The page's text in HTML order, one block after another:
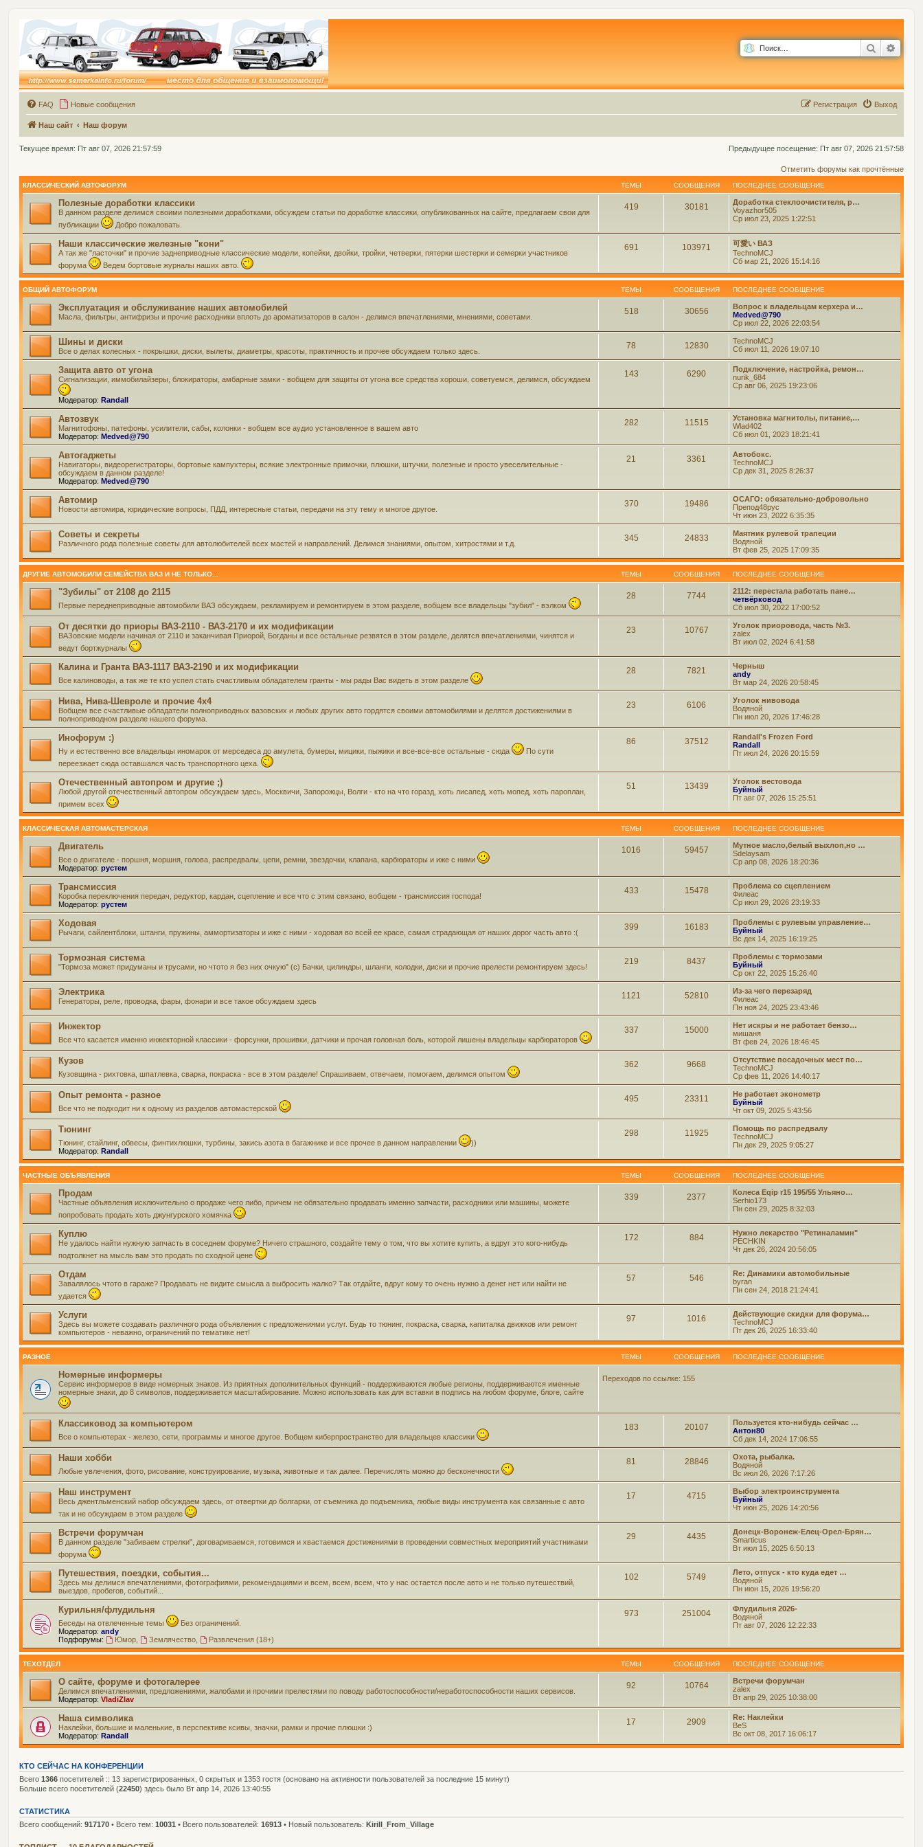
Поиск
FAQ Новые сообщения Выход
Регистрация
Наш сайт Наш форум
Предыдущее посещение: Пт авг 07, 2026 21:57:58
Текущее время: Пт авг 07, 2026 21:57:59
Отметить форумы как прочтённые
КЛАССИЧЕСКИЙ АВТОФОРУМ ТЕМЫ СООБЩЕНИЯ ПОСЛЕДНЕЕ СООБЩЕНИЕ
Полезные доработки классики
В данном разделе делимся своими полезными доработками, обсуждем статьи по доработке классики, опубликованных на сайте, предлагаем свои для
публикации
Добро пожаловать.
419 30181
Доработка стеклоочистителя, р…
Voyazhor505
Ср июл 23, 2025 1:22:51
Наши классические железные "кони"
А так же "ласточки" и прочие заднеприводные классические модели, копейки, двойки, тройки, четверки, пятерки шестерки и семерки участников
форума
Ведем бортовые журналы наших авто.
691 103971
可愛い ВАЗ
TechnoMCJ
Сб мар 21, 2026 15:14:16
ОБЩИЙ АВТОФОРУМ ТЕМЫ СООБЩЕНИЯ ПОСЛЕДНЕЕ СООБЩЕНИЕ
Эксплуатация и обслуживание наших автомобилей
Масла, фильтры, антифризы и прочие расходники вплоть до ароматизаторов в салон - делимся впечатлениями, мнениями, советами.
518 30656
Вопрос к владельцам керхера и…
Medved@790
Ср июл 22, 2026 22:03:54
Шины и диски
Все о делах колесных - покрышки, диски, вылеты, диаметры, красоты, практичность и прочее обсуждаем только здесь.
78 12830
TechnoMCJ
Сб июл 11, 2026 19:07:10
Защита авто от угона
Сигнализации, иммобилайзеры, блокираторы, амбарные замки - вобщем для защиты от угона все средства хороши, советуемся, делимся, обсуждаем
Модератор: Randall
143 6290
Подключение, настройка, ремон…
nurik_684
Ср авг 06, 2025 19:23:06
Автозвук
Магнитофоны, патефоны, усилители, сабы, колонки - вобщем все аудио установленное в вашем авто
Модератор: Medved@790
282 11515
Установка магнитолы, питание,…
Wlad402
Сб июл 01, 2023 18:21:41
Автогаджеты
Навигаторы, видеорегистраторы, бортовые кампухтеры, всякие электронные примочки, плюшки, штучки, полезные и просто увеселительные -
обсуждаем в данном разделе!
Модератор: Medved@790
21 3361
Автобокс.
TechnoMCJ
Ср дек 31, 2025 8:26:37
Автомир
Новости автомира, юридические вопросы, ПДД, интересные статьи, передачи на эту тему и многое другое.
370 19486
ОСАГО: обязательно-добровольно
Препод48рус
Чт июн 23, 2022 6:35:35
Советы и секреты
Различного рода полезные советы для автолюбителей всех мастей и направлений. Делимся знаниями, опытом, хитростями и т.д.
345 24833
Маятник рулевой трапеции
Водяной
Вт фев 25, 2025 17:09:35
ДРУГИЕ АВТОМОБИЛИ СЕМЕЙСТВА ВАЗ И НЕ ТОЛЬКО... ТЕМЫ СООБЩЕНИЯ ПОСЛЕДНЕЕ СООБЩЕНИЕ
"Зубилы" от 2108 до 2115
Первые переднеприводные автомобили ВАЗ обсуждаем, рекламируем и ремонтируем в этом разделе, вобщем все владельцы "зубил" - вэлком
28 7744
2112: перестала работать пане…
четвёрковод
Сб июл 30, 2022 17:00:52
От десятки до приоры ВАЗ-2110 - ВАЗ-2170 и их модификации
ВАЗовские модели начиная от 2110 и заканчивая Приорой, Богданы и все остальные резвятся в этом разделе, делятся впечатлениями, чинятся и
ведут бортжурналы
23 10767
Уголок приоровода, часть №3.
zalex
Вт июл 02, 2024 6:41:58
Калина и Гранта ВАЗ-1117 ВАЗ-2190 и их модификации
Все калиноводы, а так же те кто успел стать счастливым обладателем гранты - мы рады Вас видеть в этом разделе
28 7821
Черныш
andy
Вт мар 24, 2026 20:58:45
Нива, Нива-Шевроле и прочие 4х4
Вобщем все счастливые обладатели полноприводных вазовских и любых других авто гордятся своими автомобилями и делятся достижениями в
полноприводном разделе нашего форума.
23 6106
Уголок нивовода
Водяной
Пн июл 20, 2026 17:46:28
Инофорум :)
Ну и естественно все владельцы иномарок от мерседеса до амулета, бумеры, мицики, пыжики и все-все-все остальные - сюда
По сути
переезжает сюда оставшаяся часть транспортного цеха.
86 37512
Randall's Frozen Ford
Randall
Пт июл 24, 2026 20:15:59
Отечественный автопром и другие ;)
Любой другой отечественный автопром обсуждаем здесь, Москвичи, Запорожцы, Волги - кто на что горазд, хоть лисапед, хоть мопед, хоть пароплан,
примем всех
51 13439
Уголок вестовода
Буйный
Пт авг 07, 2026 15:25:51
КЛАССИЧЕСКАЯ АВТОМАСТЕРСКАЯ ТЕМЫ СООБЩЕНИЯ ПОСЛЕДНЕЕ СООБЩЕНИЕ
Двигатель
Все о двигателе - поршня, моршня, голова, распредвалы, цепи, ремни, звездочки, клапана, карбюраторы и иже с ними
Модератор: рустем
1016 59457
Мутное масло,белый выхлоп,но …
Sdelaysam
Ср апр 08, 2026 18:20:36
Трансмиссия
Коробка переключения передач, редуктор, кардан, сцепление и все что с этим связано, вобщем - трансмиссия господа!
Модератор: рустем
433 15478
Проблема со сцеплением
Филеас
Ср июл 29, 2026 23:19:33
Ходовая
Рычаги, сайлентблоки, штанги, пружины, аммортизаторы и иже с ними - ходовая во всей ее красе, самая страдающая от наших дорог часть авто :(
399 16183
Проблемы с рулевым управление…
Буйный
Вс дек 14, 2025 16:19:25
Тормозная система
"Тормоза может придуманы и трусами, но чтото я без них очкую" (с) Бачки, цилиндры, шланги, колодки, диски и прочие прелести ремонтируем здесь!
219 8437
Проблемы с тормозами
Буйный
Ср окт 22, 2025 15:26:40
Электрика
Генераторы, реле, проводка, фары, фонари и все такое обсуждаем здесь
1121 52810
Из-за чего перезаряд
Филеас
Пн ноя 24, 2025 23:43:46
Инжектор
Все что касается именно инжекторной классики - форсунки, прошивки, датчики и прочая головная боль, которой лишены владельцы карбюраторов
337 15000
Нет искры и не работает бензо…
мишаня
Вт фев 24, 2026 18:46:45
Кузов
Кузовщина - рихтовка, шпатлевка, сварка, покраска - все в этом разделе! Спрашиваем, отвечаем, помогаем, делимся опытом
362 9668
Отсутствие посадочных мест по…
TechnoMCJ
Ср фев 11, 2026 14:40:17
Опыт ремонта - разное
Все что не подходит ни к одному из разделов автомастерской
495 23311
Не работает эконометр
Буйный
Чт окт 09, 2025 5:43:56
Тюнинг
Тюнинг, стайлинг, обвесы, финтихлюшки, турбины, закись азота в багажнике и все прочее в данном направлении
))
Модератор: Randall
298 11925
Помощь по распредвалу
TechnoMCJ
Пн дек 29, 2025 9:05:27
ЧАСТНЫЕ ОБЪЯВЛЕНИЯ ТЕМЫ СООБЩЕНИЯ ПОСЛЕДНЕЕ СООБЩЕНИЕ
Продам
Частные объявления исключительно о продаже чего либо, причем не обязательно продавать именно запчасти, расходники или машины, можете
попробовать продать хоть джунгурского хомячка
339 2377
Колеса Eqip r15 195/55 Ульяно…
Serhio173
Пн сен 29, 2025 8:32:03
Куплю
Не удалось найти нужную запчасть в соседнем форуме? Ничего страшного, создайте тему о том, что вы хотите купить, а вдруг это кого-нибудь
подтолкнет на мысль вам это продать по сходной цене
172 884
Нужно лекарство "Ретиналамин"
PECHKIN
Чт дек 26, 2024 20:56:05
Отдам
Завалялось чтото в гараже? Продавать не видите смысла а выбросить жалко? Так отдайте, вдруг кому то очень нужно а денег нет или найти не
удается
57 546
Re: Динамики автомобильные
byran
Пн сен 24, 2018 21:24:41
Услуги
Здесь вы можете создавать различного рода объявления с предложениями услуг. Будь то тюнинг, покраска, сварка, капиталка движков или ремонт
компьютеров - неважно, ограничений по тематике нет!
97 1016
Действующие скидки для форума…
TechnoMCJ
Пт дек 26, 2025 16:33:40
РАЗНОЕ ТЕМЫ СООБЩЕНИЯ ПОСЛЕДНЕЕ СООБЩЕНИЕ
Номерные информеры
Сервис информеров в виде номерных знаков. Из приятных дополнительных функций - поддерживаются любые регионы, поддерживаются именные
номерные знаки, до 8 символов, поддерживается масштабирование. Можно использовать как для вставки в подпись на любом форуме, блоге, сайте
Переходов по ссылке: 155
Классиковод за компьютером
Все о компьютерах - железо, сети, программы и многое другое. Вобщем киберпространство для владельцев классики
183 20107
Пользуется кто-нибудь сейчас …
Антон80
Сб дек 14, 2024 17:06:55
Наши хобби
Любые увлечения, фото, рисование, конструирование, музыка, животные и так далее. Перечислять можно до бесконечности
81 28846
Охота, рыбалка.
Водяной
Вс июл 26, 2026 7:17:26
Наш инструмент
Весь джентльменский набор обсуждаем здесь, от отвертки до болгарки, от съемника до подъемника, любые виды инструмента как связанные с авто
так и не обсуждаем в этом разделе
17 4715
Выбор электроинструмента
Буйный
Чт июн 25, 2026 14:20:56
Встречи форумчан
В данном разделе "забиваем стрелки", договариваемся, готовимся и хвастаемся достижениями в проведении совместных мероприятий участниками
форума
29 4435
Донецк-Воронеж-Елец-Орел-Брян…
Smarticus
Вт июл 15, 2025 6:50:13
Путешествия, поездки, события...
Здесь мы делимся впечатлениями, фотографиями, рекомендациями и всем, всем, всем, что у нас остается после авто и не только путешествий,
выездов, пробегов, событий...
102 5749
Лето, отпуск - кто куда едет …
Водяной
Пн июн 15, 2026 19:56:20
Курильня/флудильня
Беседы на отвлеченные темы
Без ограничений.
Модератор: andy
Подфорумы:
Юмор, Землячество, Развлечения (18+)
973 251004
Флудильня 2026-
Водяной
Пт авг 07, 2026 12:22:33
ТЕХОТДЕЛ ТЕМЫ СООБЩЕНИЯ ПОСЛЕДНЕЕ СООБЩЕНИЕ
О сайте, форуме и фотогалерее
Делимся впечатлениями, предложениями, жалобами и прочими прелестями по поводу работоспособности/неработоспособности наших сервисов.
Модератор: VladiZlav
92 10764
Встречи форумчан
zalex
Вт апр 29, 2025 10:38:00
Наша символика
Наклейки, большие и маленькие, в перспективе ксивы, значки, рамки и прочие плюшки :)
Модератор: Randall
17 2909
Re: Наклейки
BeS
Вс окт 08, 2017 16:06:17
КТО СЕЙЧАС НА КОНФЕРЕНЦИИ
Всего 1366 посетителей :: 13 зарегистрированных, 0 скрытых и 1353 гостя (основано на активности пользователей за последние 15 минут)
Больше всего посетителей (22450) здесь было Вт апр 14, 2026 13:40:55
СТАТИСТИКА
Всего сообщений: 917170 • Всего тем: 10031 • Всего пользователей: 16913 • Новый пользователь: Kirill_From_Village